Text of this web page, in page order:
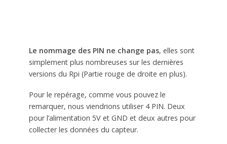
Le nommage des PIN ne change pas, elles sont
simplement plus nombreuses sur les dernières
versions du Rpi (Partie rouge de droite en plus).
Pour le repérage, comme vous pouvez le
remarquer, nous viendrions utiliser 4 PIN. Deux
pour l’alimentation 5V et GND et deux autres pour
collecter les données du capteur.